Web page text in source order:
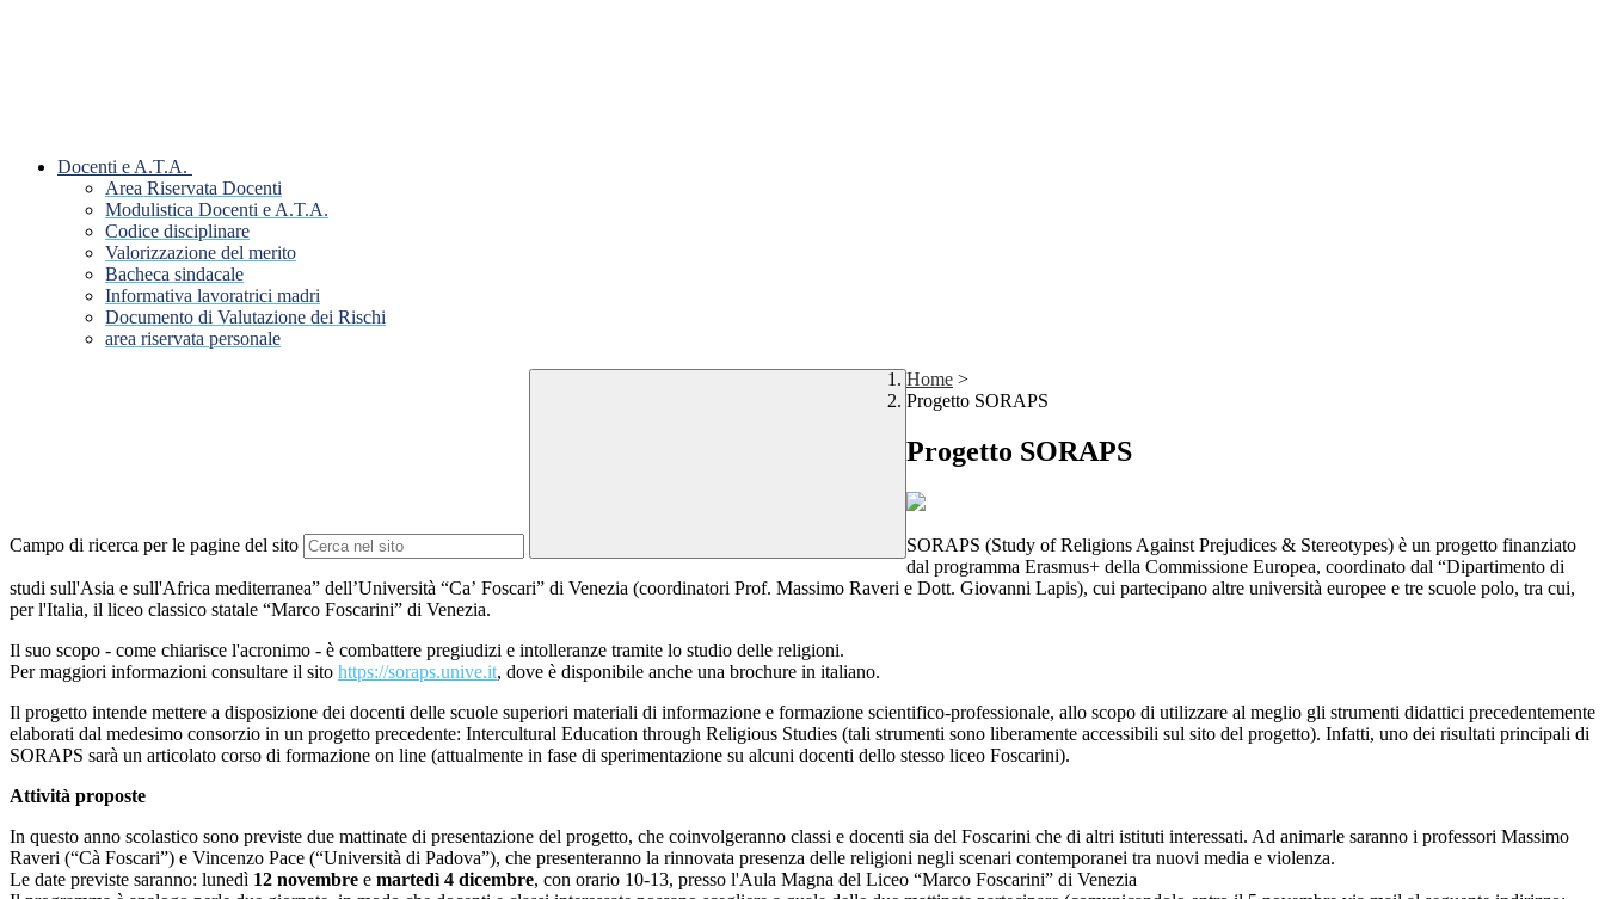
Docenti e A.T.A.
Area Riservata Docenti
Modulistica Docenti e A.T.A.
Codice disciplinare
Valorizzazione del merito
Bacheca sindacale
Informativa lavoratrici madri
Documento di Valutazione dei Rischi
area riservata personale
Campo di ricerca per le pagine del sito
Home >
Progetto SORAPS
Progetto SORAPS
SORAPS (Study of Religions Against Prejudices & Stereotypes) è un progetto finanziato
dal programma Erasmus+ della Commissione Europea, coordinato dal “Dipartimento di
studi sull'Asia e sull'Africa mediterranea” dell’Università “Ca’ Foscari” di Venezia (coordinatori Prof. Massimo Raveri e Dott. Giovanni Lapis), cui partecipano altre università europee e tre scuole polo, tra cui,
per l'Italia, il liceo classico statale “Marco Foscarini” di Venezia.
Il suo scopo - come chiarisce l'acronimo - è combattere pregiudizi e intolleranze tramite lo studio delle religioni.
Per maggiori informazioni consultare il sito https://soraps.unive.it, dove è disponibile anche una brochure in italiano.
Il progetto intende mettere a disposizione dei docenti delle scuole superiori materiali di informazione e formazione scientifico-professionale, allo scopo di utilizzare al meglio gli strumenti didattici precedentemente
elaborati dal medesimo consorzio in un progetto precedente: Intercultural Education through Religious Studies (tali strumenti sono liberamente accessibili sul sito del progetto). Infatti, uno dei risultati principali di
SORAPS sarà un articolato corso di formazione on line (attualmente in fase di sperimentazione su alcuni docenti dello stesso liceo Foscarini).
Attività proposte
In questo anno scolastico sono previste due mattinate di presentazione del progetto, che coinvolgeranno classi e docenti sia del Foscarini che di altri istituti interessati. Ad animarle saranno i professori Massimo
Raveri (“Cà Foscari”) e Vincenzo Pace (“Università di Padova”), che presenteranno la rinnovata presenza delle religioni negli scenari contemporanei tra nuovi media e violenza.
Le date previste saranno: lunedì 12 novembre e martedì 4 dicembre, con orario 10-13, presso l'Aula Magna del Liceo “Marco Foscarini” di Venezia